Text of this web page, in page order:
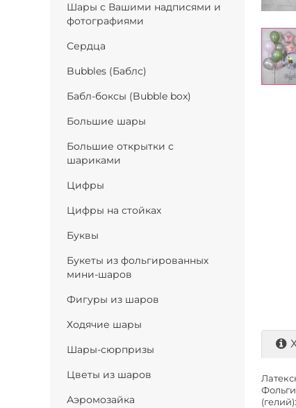
Шары с Вашими надписями и
фотографиями
Сердца
Bubbles (Баблс)
Бабл-боксы (Bubble box)
Большие шары
Большие открытки с
шариками
Цифры
Цифры на стойках
Буквы
Букеты из фольгированных
мини-шаров
Фигуры из шаров
Ходячие шары
Шары-сюрпризы
Цветы из шаров
Аэромозайка